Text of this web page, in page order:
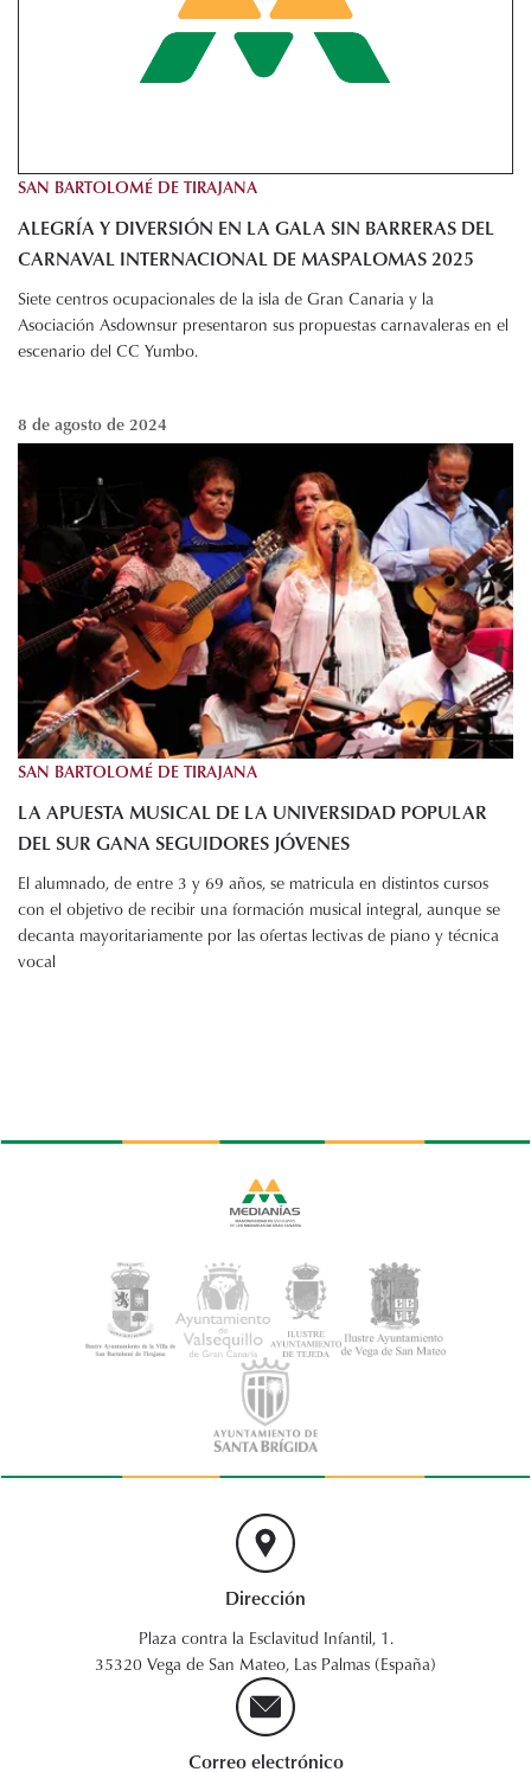
SAN BARTOLOMÉ DE TIRAJANA
ALEGRÍA Y DIVERSIÓN EN LA GALA SIN BARRERAS DEL
CARNAVAL INTERNACIONAL DE MASPALOMAS 2025
Siete centros ocupacionales de la isla de Gran Canaria y la
Asociación Asdownsur presentaron sus propuestas carnavaleras en el
escenario del CC Yumbo.
8 de agosto de 2024
SAN BARTOLOMÉ DE TIRAJANA
LA APUESTA MUSICAL DE LA UNIVERSIDAD POPULAR
DEL SUR GANA SEGUIDORES JÓVENES
El alumnado, de entre 3 y 69 años, se matricula en distintos cursos
con el objetivo de recibir una formación musical integral, aunque se
decanta mayoritariamente por las ofertas lectivas de piano y técnica
vocal
Dirección
Plaza contra la Esclavitud Infantil, 1.
35320 Vega de San Mateo, Las Palmas (España)
Correo electrónico